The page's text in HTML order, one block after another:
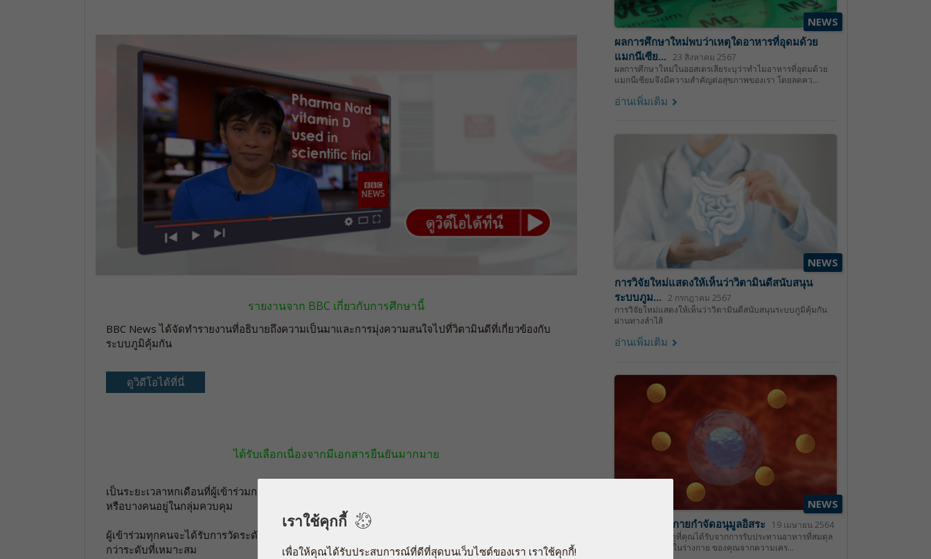
รายงานจาก BBC เกี่ยวกับการศึกษานี้
BBC News ได้จัดทำรายงานที่อธิบายถึงความเป็นมาและการมุ่งความสนใจไปที่วิตามินดีที่เกี่ยวข้องกับ
ระบบภูมิคุ้มกัน
ดูวิดีโอได้ที่นี่
ได้รับเลือกเนื่องจากมีเอกสารยืนยันมากมาย
เป็นระยะเวลาหกเดือนที่ผู้เข้าร่วมการศึกษาเกือบ 6,000 คนจะได้รับวิตามินดีในสองขนาดที่แตกต่างกัน
หรือบางคนอยู่ในกลุ่มควบคุม
ผู้เข้าร่วมทุกคนจะได้รับการวัดระดับวิตามินดีและมีสิทธิ์ได้รับการคัดเลือกหากระดับวิตามินดีในเลือดต่ำ
กว่าระดับที่เหมาะสม
NEWS
ผลการศึกษาใหม่พบว่าเหตุใดอาหารที่อุดมด้วย
แมกนีเซีย... 23 สิงหาคม 2567
ผลการศึกษาใหม่ในออสเตรเลียระบุว่าทำไมอาหารที่อุดมด้วย
แมกนีเซียมจึงมีความสำคัญต่อสุขภาพของเรา โดยลดคว...
อ่านเพิ่มเติม
NEWS
การวิจัยใหม่แสดงให้เห็นว่าวิตามินดีสนับสนุน
ระบบภูม... 2 กรกฎาคม 2567
การวิจัยใหม่แสดงให้เห็นว่าวิตามินดีสนับสนุนระบบภูมิคุ้มกัน
ผ่านทางลำไส้
อ่านเพิ่มเติม
NEWS
วิธีช่วยให้ร่างกายกำจัดอนุมูลอิสระ
19 เมษายน 2564
สังกะสีเป็นแร่ธาตุที่คุณได้รับจากการรับประทานอาหารที่สมดุล
ช่วยปกป้องเซลล์ในร่างกาย ของคุณจากความเคร...
เราใช้คุกกี้
เพื่อให้คุณได้รับประสบการณ์ที่ดีที่สุดบนเว็บไซต์ของเรา เราใช้คุกกี้!